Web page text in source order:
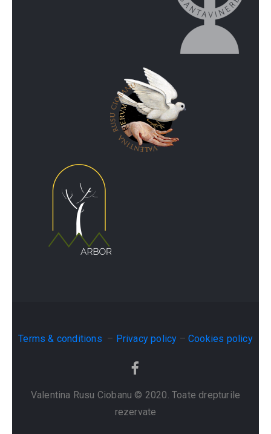
Terms & conditions – Privacy policy –Cookies policy
Valentina Rusu Ciobanu © 2020. Toate drepturile
rezervate